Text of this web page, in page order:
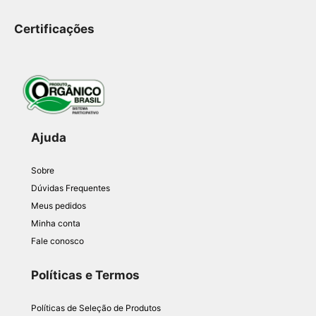
Certificações
Ajuda
Sobre
Dúvidas Frequentes
Meus pedidos
Minha conta
Fale conosco
Políticas e Termos
Políticas de Seleção de Produtos